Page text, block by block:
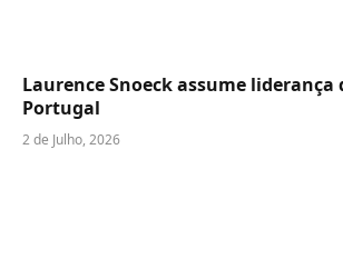
Laurence Snoeck assume liderança
Portugal
2 de Julho, 2026